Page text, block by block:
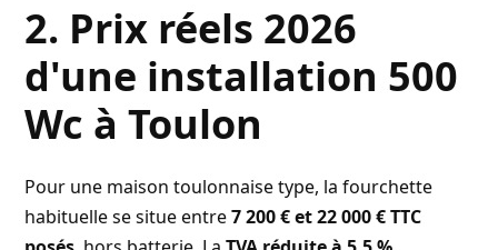
2. Prix réels 2026
d'une installation 500
Wc à Toulon
Pour une maison toulonnaise type, la fourchette
habituelle se situe entre7 200 € et 22 000 € TTC